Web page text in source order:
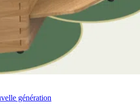
génération